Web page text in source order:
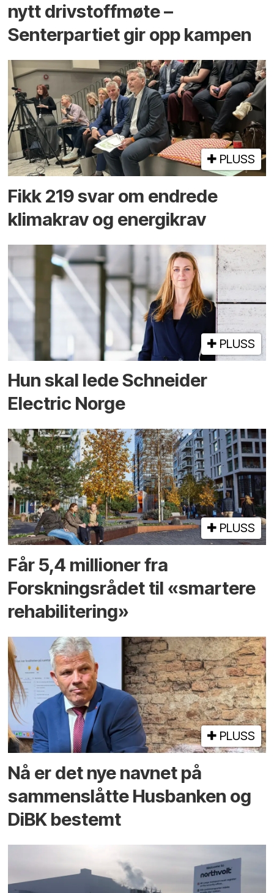
nytt drivstoffmøte –
Senterpartiet gir opp kampen
PLUSS
Fikk 219 svar om endrede
klimakrav og energikrav
PLUSS
Hun skal lede Schneider
Electric Norge
PLUSS
Får 5,4 millioner fra
Forskningsrådet til «smartere
rehabilitering»
PLUSS
Nå er det nye navnet på
sammenslåtte Husbanken og
DiBK bestemt